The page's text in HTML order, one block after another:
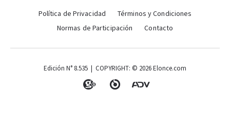
Política de Privacidad
Términos y Condiciones
Normas de Participación
Contacto
Edición N° 8.535 | COPYRIGHT: © 2026 Elonce.com